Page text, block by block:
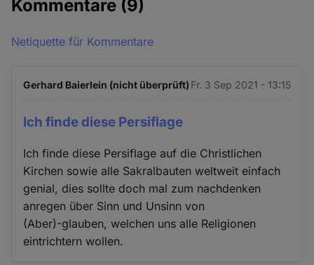
Kommentare (9)
Netiquette für Kommentare
Gerhard Baierlein (nicht überprüft) Fr. 3 Sep 2021 - 13:15
Ich finde diese Persiflage
Ich finde diese Persiflage auf die Christlichen
Kirchen sowie alle Sakralbauten weltweit einfach
genial, dies sollte doch mal zum nachdenken
anregen über Sinn und Unsinn von
(Aber)-glauben, welchen uns alle Religionen
eintrichtern wollen.
Cookies